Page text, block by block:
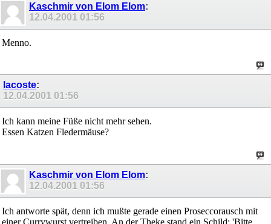
Kaschmir von Elom Elom:
12.04.2001 01:56
Menno.
lacoste:
12.04.2001 01:56
Ich kann meine Füße nicht mehr sehen.
Essen Katzen Fledermäuse?
Kaschmir von Elom Elom:
12.04.2001 01:56
Ich antworte spät, denn ich mußte gerade einen Proseccorausch mit
einer Currywurst vertreiben. An der Theke stand ein Schild: 'Bitte